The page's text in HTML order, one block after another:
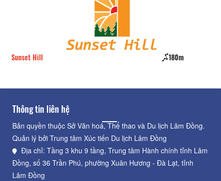
Sunset Hill 180m
Thông tin liên hệ
Bản quyền thuộc Sở Văn hoá, Thể thao và Du lịch Lâm Đồng.
Quản lý bởi Trung tâm Xúc tiến Du lịch Lâm Đồng
Địa chỉ: Tầng 3 khu 9 tầng, Trung tâm Hành chính tỉnh Lâm
Đồng, số 36 Trần Phú, phường Xuân Hương - Đà Lạt, tỉnh
Lâm Đồng